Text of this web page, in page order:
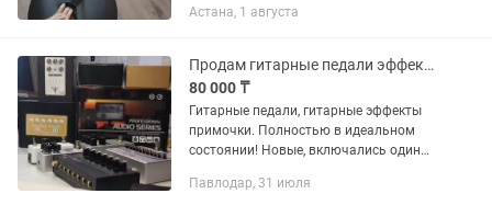
Астана, 1 августа
Продам гитарные педали эффектов и аудиомикшер
80 000 ₸
Гитарные педали, гитарные эффекты
примочки. Полностью в идеальном
состоянии! Новые, включались один
reverb/ревер (30000 тг)🎸 • Rowin lef-319
Павлодар, 31 июля